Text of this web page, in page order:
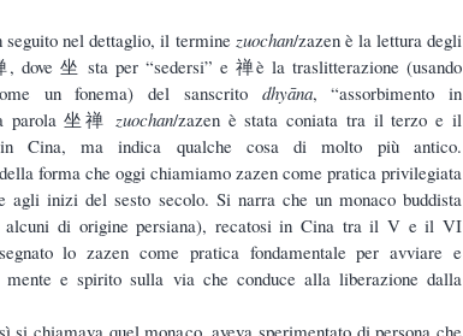
seguito nel dettaglio, il termine zuochan/zazen è la lettura degli
dove 坐 sta per “sedersi” e 禅è la traslitterazione (usando
un fonema) del sanscrito dhyāna, “assorbimento in
parola 坐禅 zuochan/zazen è stata coniata tra il terzo e il
Cina, ma indica qualche cosa di molto più antico.
forma che oggi chiamiamo zazen come pratica privilegiata
agli inizi del sesto secolo. Si narra che un monaco buddista
alcuni di origine persiana), recatosi in Cina tra il V e il VI
lo zazen come pratica fondamentale per avviare e
mente e spirito sulla via che conduce alla liberazione dalla
si chiamava quel monaco, aveva sperimentato di persona che